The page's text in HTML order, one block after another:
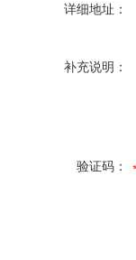
详细地址：
补充说明：
验证码：